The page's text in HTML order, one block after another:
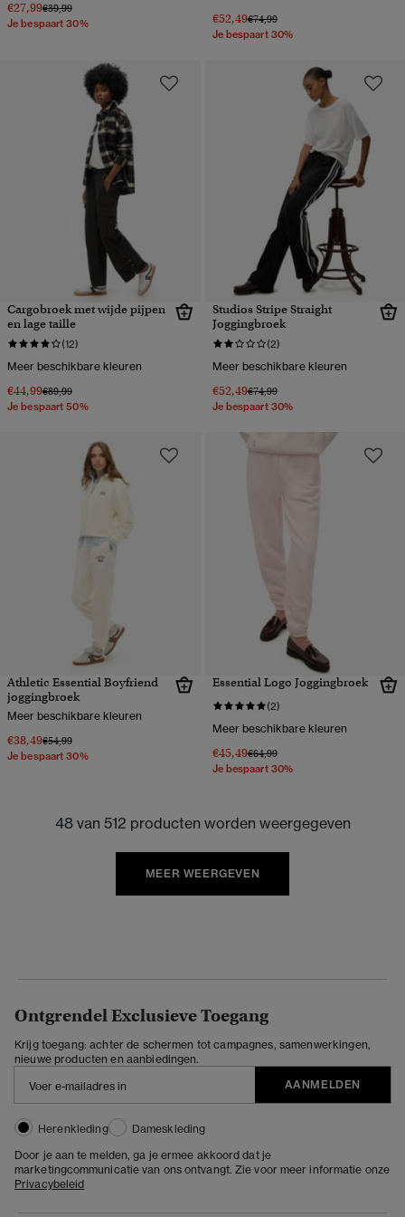
€27,99Prijs verlaagd van
€39,99naar
Je bespaart 30%
€52,49Prijs verlaagd van
€74,99naar
Je bespaart 30%
Cargobroek met wijde pijpen
en lage taille
(12)
Meer beschikbare kleuren
€44,99Prijs verlaagd van
€89,99naar
Je bespaart 50%
Studios Stripe Straight
Joggingbroek
(2)
Meer beschikbare kleuren
€52,49Prijs verlaagd van
€74,99naar
Je bespaart 30%
Athletic Essential Boyfriend
joggingbroek
Meer beschikbare kleuren
€38,49Prijs verlaagd van
€54,99naar
Je bespaart 30%
Essential Logo Joggingbroek
(2)
Meer beschikbare kleuren
€45,49Prijs verlaagd van
€64,99naar
Je bespaart 30%
48 van 512 producten worden weergegeven
MEER WEERGEVEN
Ontgrendel Exclusieve Toegang
Krijg toegang: achter de schermen tot campagnes, samenwerkingen,
nieuwe producten en aanbiedingen.
AANMELDEN
Herenkleding
Dameskleding
Door je aan te melden, ga je ermee akkoord dat je
marketingcommunicatie van ons ontvangt. Zie voor meer informatie onze
Privacybeleid